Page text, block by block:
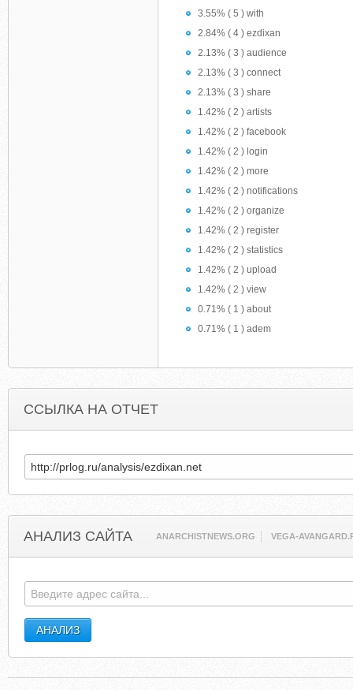
3.55% ( 5 ) with
2.84% ( 4 ) ezdixan
2.13% ( 3 ) audience
2.13% ( 3 ) connect
2.13% ( 3 ) share
1.42% ( 2 ) artists
1.42% ( 2 ) facebook
1.42% ( 2 ) login
1.42% ( 2 ) more
1.42% ( 2 ) notifications
1.42% ( 2 ) organize
1.42% ( 2 ) register
1.42% ( 2 ) statistics
1.42% ( 2 ) upload
1.42% ( 2 ) view
0.71% ( 1 ) about
0.71% ( 1 ) adem
ССЫЛКА НА ОТЧЕТ
АНАЛИЗ САЙТА ANARCHISTNEWS.ORG VEGA-